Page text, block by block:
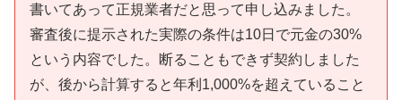
書いてあって正規業者だと思って申し込みました。
審査後に提示された実際の条件は10日で元金の30%
という内容でした。断ることもできず契約しました
が、後から計算すると年利1,000%を超えていること